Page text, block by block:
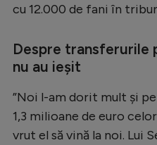
cu 12.000 de fani în
Despre transferurile
nu au ieșit
”Noi l-am dorit mult și
1,3 milioane de euro
vrut el să vină la noi. Lui